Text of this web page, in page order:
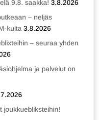
9.8. saakka! 3.8.2026
– neljäs
kulta 3.8.2026
– seuraa yhden
ja palvelut on
joukkuebliksteihin!